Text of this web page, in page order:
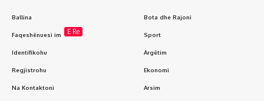
Ballina
Faqeshënuesi im E Re
Identifikohu
Regjistrohu
Na Kontaktoni
Bota dhe Rajoni
Sport
Argëtim
Ekonomi
Arsim